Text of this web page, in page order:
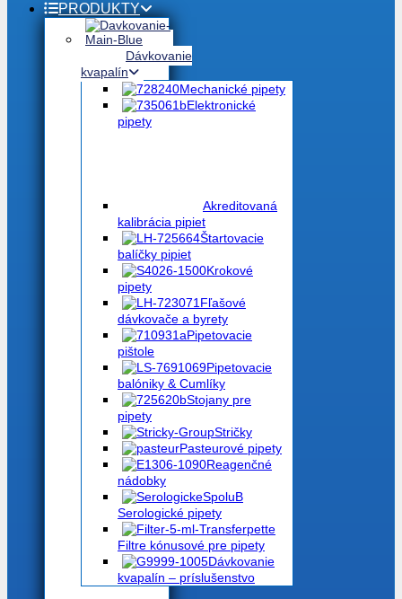
PRODUKTY
Dávkovanie
kvapalín
Mechanické pipety
Elektronické
pipety
Akreditovaná
kalibrácia pipiet
Štartovacie
balíčky pipiet
Krokové
pipety
Fľašové
dávkovače a byrety
Pipetovacie
pištole
Pipetovacie
balóniky & Cumlíky
Stojany pre
pipety
Stričky
Pasteurové pipety
Reagenčné
nádobky
Serologické pipety
Filtre kónusové pre pipety
Dávkovanie
kvapalín – príslušenstvo